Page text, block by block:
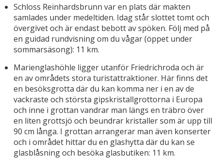
Schloss Reinhardsbrunn var en plats där makten
samlades under medeltiden. Idag står slottet tomt och
övergivet och är endast bebott av spöken. Följ med på
en guidad rundvisning om du vågar (öppet under
sommarsäsong): 11 km.
Marienglashöhle ligger utanför Friedrichroda och är
en av områdets stora turistattraktioner. Här finns det
en besöksgrotta där du kan komma ner i en av de
vackraste och största gipskristallgrottorna i Europa
och inne i grottan vandrar man längs en träbro över
en liten grottsjö och beundrar kristaller som är upp till
90 cm långa. I grottan arrangerar man även konserter
och i området hittar du en glashytta där du kan se
glasblåsning och besöka glasbutiken: 11 km.